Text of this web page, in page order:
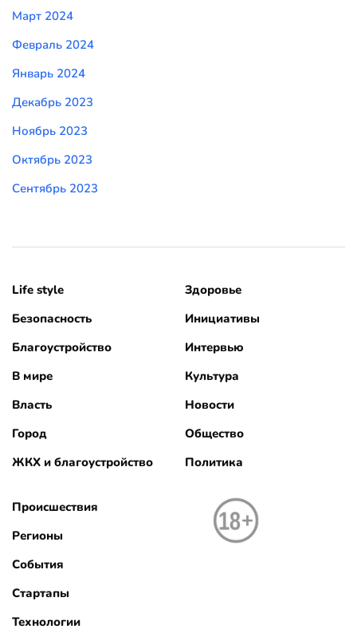
Март 2024
Февраль 2024
Январь 2024
Декабрь 2023
Ноябрь 2023
Октябрь 2023
Сентябрь 2023
Life style
Безопасность
Благоустройство
В мире
Власть
Город
ЖКХ и благоустройство
Здоровье
Инициативы
Интервью
Культура
Новости
Общество
Политика
Происшествия
Регионы
События
Стартапы
Технологии